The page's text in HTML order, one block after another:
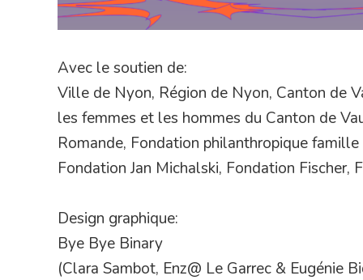
Avec le soutien de:
Ville de Nyon, Région de Nyon, Canton de
les femmes et les hommes du Canton de
Romande, Fondation philanthropique
Fondation Jan Michalski, Fondation Fischer,
Design graphique:
Bye Bye Binary
(Clara Sambot, Enz@ Le Garrec & Eugénie